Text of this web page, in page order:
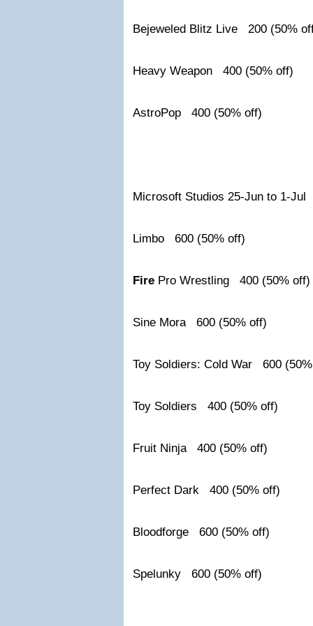
Bejeweled Blitz Live 200 (50%
Heavy Weapon 400 (50% off)
AstroPop 400 (50% off)
Microsoft Studios 25-Jun to 1-Jul
Limbo 600 (50% off)
Fire Pro Wrestling 400 (50% off)
Sine Mora 600 (50% off)
Toy Soldiers: Cold War 600
Toy Soldiers 400 (50% off)
Fruit Ninja 400 (50% off)
Perfect Dark 400 (50% off)
Bloodforge 600 (50% off)
Spelunky 600 (50% off)